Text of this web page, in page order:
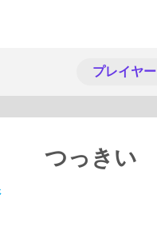
プレイヤー
つっきい